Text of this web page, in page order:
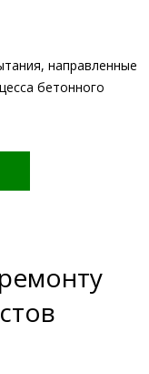
направленные
бетонного